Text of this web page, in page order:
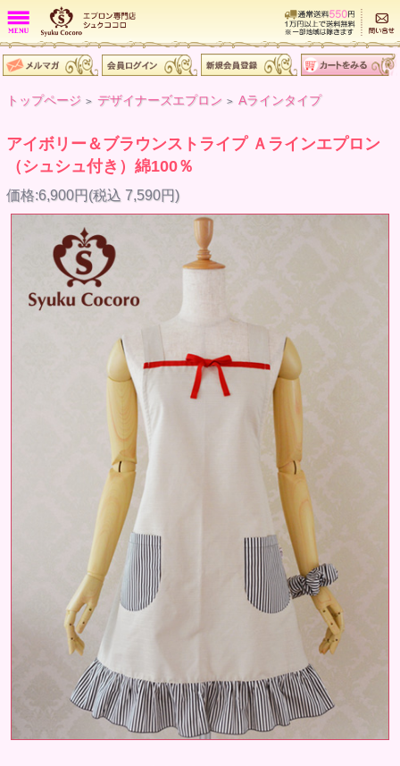
トップページ > デザイナーズエプロン > Aラインタイプ
アイボリー＆ブラウンストライプ Ａラインエプロン
（シュシュ付き）綿100％
価格:6,900円(税込 7,590円)